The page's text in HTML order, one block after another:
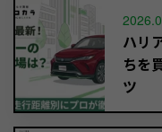
ハリ
ちを
ツ